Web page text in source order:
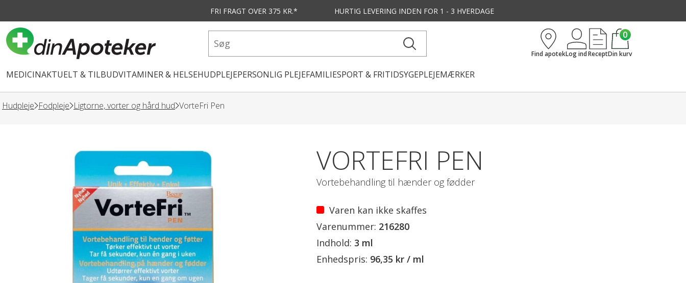
FRI FRAGT OVER 375 KR.* HURTIG LEVERING INDEN FOR 1 - 3 HVERDAGE
MEDICINAKTUELT & TILBUDVITAMINER & HELSEHUDPLEJEPERSONLIG PLEJEFAMILIESPORT & FRITIDSYGEPLEJEMÆRKER
Find apotekLog indRecept
0
Din kurv
Hudpleje Fodpleje Ligtorne, vorter og hård hud VorteFri Pen
VORTEFRI PEN
Vortebehandling til hænder og fødder
Varen kan ikke skaffes
Varenummer: 216280
Indhold: 3 ml
Enhedspris: 96,35 kr / ml